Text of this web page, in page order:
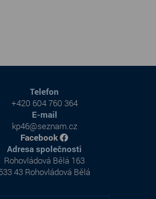
Adresa společnosti
Rohovládová Bělá 163
43 Rohovládová Bělá
Telefon
+420 604 760 364
E-mail
kp46@seznam.cz
Facebook